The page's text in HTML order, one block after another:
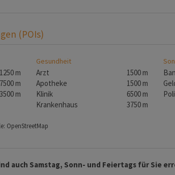
(POIs)
1250 m
7500 m
3500 m
Gesundheit
Arzt
1500 m
Apotheke
1500 m
Klinik
6500 m
Krankenhaus
3750 m
OpenStreetMap
auch Samstag, Sonn- und Feiertags für Sie